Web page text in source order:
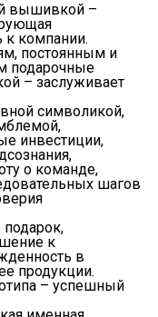
вышивкой –
к компании.
постоянным и
подарочные
– заслуживает
символикой,
инвестиции,
о команде,
шагов
к
в
продукции.
– успешный